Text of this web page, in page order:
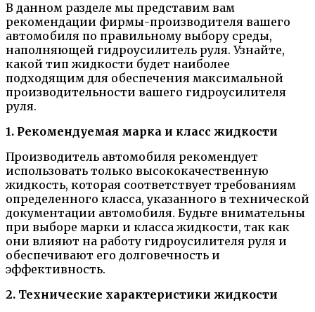
В данном разделе мы представим вам
рекомендации фирмы-производителя вашего
автомобиля по правильному выбору среды,
наполняющей гидроусилитель руля. Узнайте,
какой тип жидкости будет наиболее
подходящим для обеспечения максимальной
производительности вашего гидроусилителя
руля.
1. Рекомендуемая марка и класс жидкости
Производитель автомобиля рекомендует
использовать только высококачественную
жидкость, которая соответствует требованиям
определенного класса, указанного в технической
документации автомобиля. Будьте внимательны
при выборе марки и класса жидкости, так как
они влияют на работу гидроусилителя руля и
обеспечивают его долговечность и
эффективность.
2. Технические характеристики жидкости